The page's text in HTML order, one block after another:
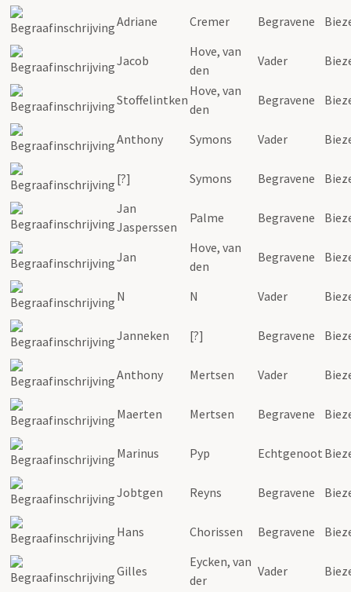
Adriane Cremer Begravene
Jacob
Hove, van
den
Vader
Stoffelintken
Hove, van
den
Begravene
Anthony Symons Vader
[?] Symons Begravene
Jan
Jasperssen
Palme Begravene
Jan
Hove, van
den
Begravene
N N Vader
Janneken [?] Begravene
Anthony Mertsen Vader
Maerten Mertsen Begravene
Marinus Pyp Echtgenoot
Jobtgen Reyns Begravene
Hans Chorissen Begravene
Gilles
Eycken, van
der
Vader